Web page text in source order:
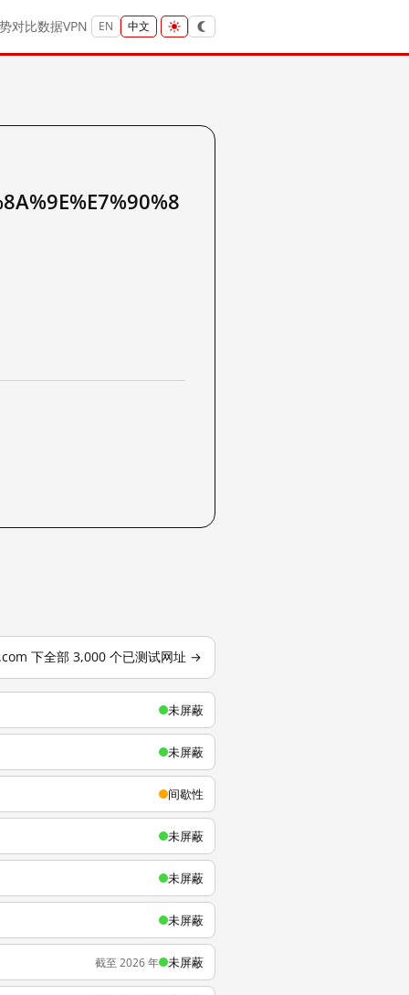
对比数据VPN EN 中文
下全部 3,000 个已测试网址 →
未屏蔽
未屏蔽
间歇性
未屏蔽
未屏蔽
未屏蔽
截至 2026 年 未屏蔽